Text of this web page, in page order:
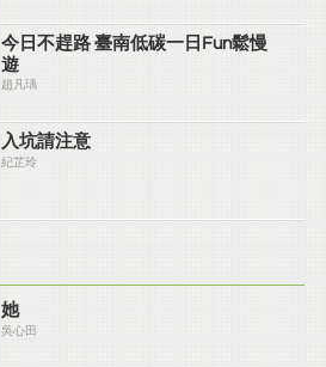
今日不趕路 臺南低碳一日Fun鬆慢
遊
趙凡瑀
入坑請注意
紀芷玲
她
吳心田